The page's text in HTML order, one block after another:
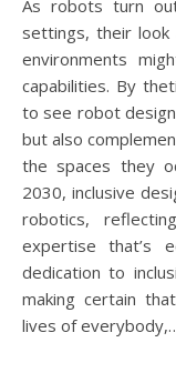
As robots turn out to be extra prevalent in everyday
settings, their look
environments
capabilities. By
to see robot
but also
the spaces they
2030, inclusive
robotics,
expertise that’s
dedication to
making certain
lives of